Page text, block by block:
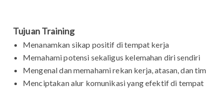
Tujuan Training
Menanamkan sikap positif di tempat kerja
Memahami potensi sekaligus kelemahan diri sendiri
Mengenal dan memahami rekan kerja, atasan, dan tim
Menciptakan alur komunikasi yang efektif di tempat